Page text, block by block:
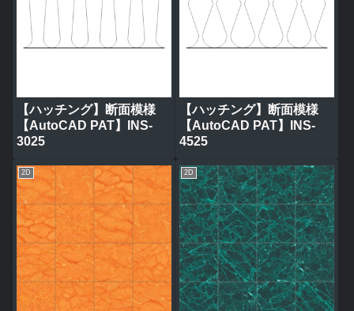
【ハッチング】断面模様
【AutoCAD PAT】INS-
3025
【ハッチング】断面模様
【AutoCAD PAT】INS-
4525
2D 2D